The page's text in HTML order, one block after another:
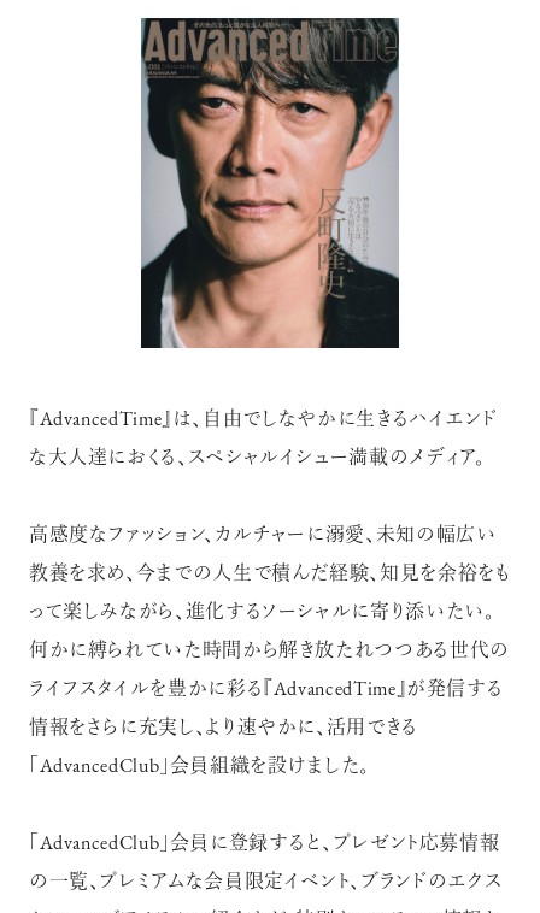
10年後の自分のためにやるべきこと
は『今を大切に生きる』こと
俳優
反町 隆史
アクティビティの意外な視点、新たな
感覚で味わうニューヨークの魅力
超絶技巧が生み出すエナメル工芸
のアートピース
記憶に残る特別な体験をオーダーメ
イド！京都で話題のラグジュアリー人
『AdvancedTime』は、自由でしなやかに生きるハイエンド
な大人達におくる、スペシャルイシュー満載のメディア。
高感度なファッション、カルチャーに溺愛、未知の幅広い
教養を求め、今までの人生で積んだ経験、知見を余裕をも
って楽しみながら、進化するソーシャルに寄り添いたい。
何かに縛られていた時間から解き放たれつつある世代の
ライフスタイルを豊かに彩る『AdvancedTime』が発信する
情報をさらに充実し、より速やかに、活用できる
「AdvancedClub」会員組織を設けました。
「AdvancedClub」会員に登録すると、プレゼント応募情報
の一覧、プレミアムな会員限定イベント、ブランドのエクス